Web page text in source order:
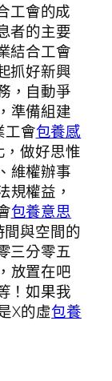
工會的成
者的主要
結合工會
抓好新興
，自動爭
準備組建
工會包養感
，做好思惟
、維權辦事
規權益，
包養意思
間與空間的
三分零五
放置在吧
！如果我
X的虛包養